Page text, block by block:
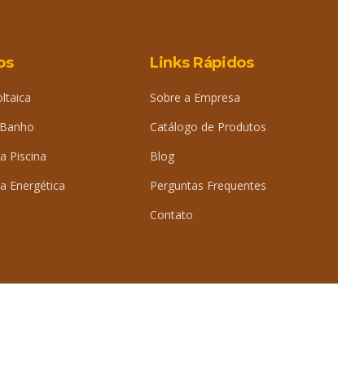
Piscina
Energética
Links Rápidos
Sobre a Empresa
Catálogo de Produtos
Blog
Perguntas Frequentes
Contato